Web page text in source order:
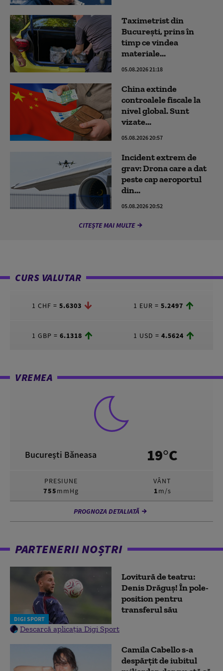
Taximetrist din
Bucureşti, prins în
timp ce vindea
materiale...
05.08.2026 21:18
China extinde
controalele fiscale la
nivel global. Sunt
vizate...
05.08.2026 20:57
Incident extrem de
grav: Drona care a dat
peste cap aeroportul
din...
05.08.2026 20:52
CITEȘTE MAI MULTE
CURS VALUTAR
1 CHF = 5.6303 1 EUR = 5.2497
1 GBP = 6.1318 1 USD = 4.5624
VREMEA
București Băneasa 19°C
PRESIUNE
755mmHg
VÂNT
1m/s
PROGNOZA DETALIATĂ
PARTENERII NOȘTRI
DIGI SPORT
Lovitură de teatru:
Denis Drăguș! În pole-
position pentru
transferul său
Descarcă aplicația Digi Sport
Camila Cabello s-a
despărțit de iubitul